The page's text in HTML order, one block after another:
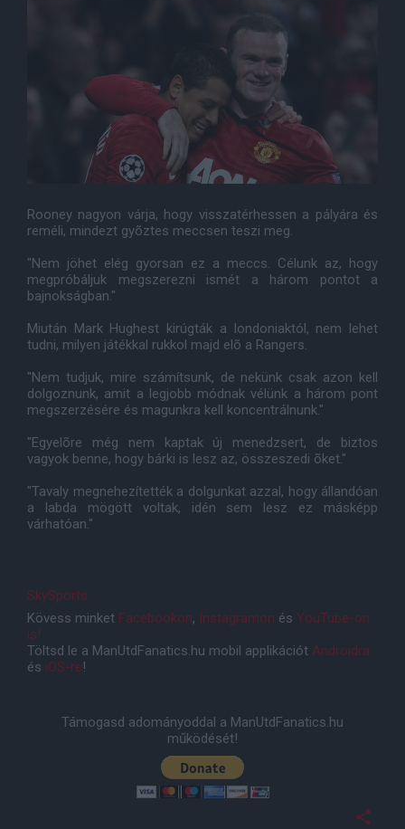
Rooney nagyon várja, hogy visszatérhessen a pályára és
reméli, mindezt gyõztes meccsen teszi meg.
"Nem jöhet elég gyorsan ez a meccs. Célunk az, hogy
megpróbáljuk megszerezni ismét a három pontot a
bajnokságban."
Miután Mark Hughest kirúgták a londoniaktól, nem lehet
tudni, milyen játékkal rukkol majd elõ a Rangers.
"Nem tudjuk, mire számítsunk, de nekünk csak azon kell
dolgoznunk, amit a legjobb módnak vélünk a három pont
megszerzésére és magunkra kell koncentrálnunk."
"Egyelõre még nem kaptak új menedzsert, de biztos
vagyok benne, hogy bárki is lesz az, összeszedi õket."
"Tavaly megnehezítették a dolgunkat azzal, hogy állandóan
a labda mögött voltak, idén sem lesz ez másképp
várhatóan."
SkySports
Kövess minket Facebookon, Instagramon és YouTube-on
is!
Töltsd le a ManUtdFanatics.hu mobil applikációt Androidra
és iOS-re!
Támogasd adományoddal a ManUtdFanatics.hu
működését!